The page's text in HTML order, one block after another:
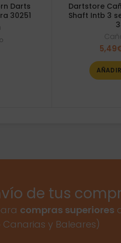
Darts
30251
Dartstore
Shaft Intb 3
5,49
de tus
compras superiores
y Baleares)